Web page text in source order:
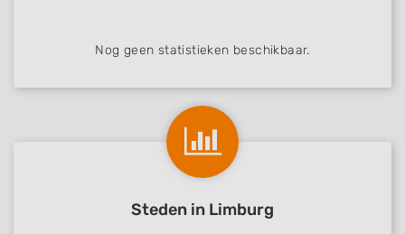
Nog geen statistieken beschikbaar.
Steden in Limburg